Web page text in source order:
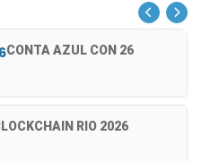
CONTA AZUL CON 26
RIO 2026